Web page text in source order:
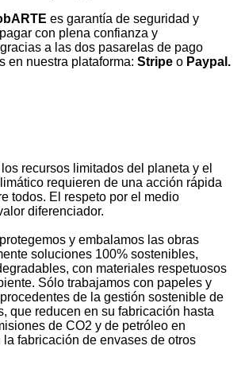
es garantía de seguridad y
con plena confianza y
a las dos pasarelas de pago
en nuestra plataforma: Stripe o Paypal.
recursos limitados del planeta y el
requieren de una acción rápida
todos. El respeto por el medio
diferenciador.
protegemos y embalamos las obras
soluciones 100% sostenibles,
con materiales respetuosos
Sólo trabajamos con papeles y
de la gestión sostenible de
que reducen en su fabricación hasta
de CO2 y de petróleo en
fabricación de envases de otros